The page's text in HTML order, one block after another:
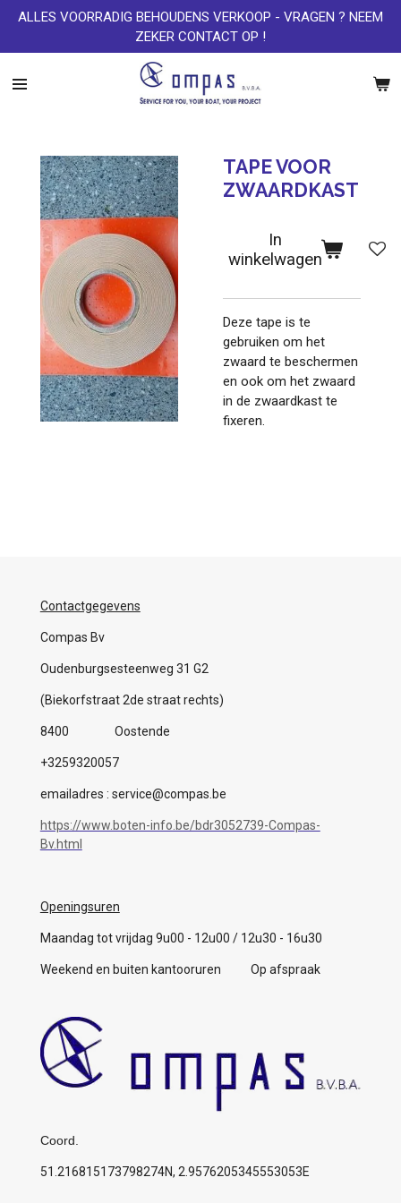
Ga
naar
de
ALLES VOORRADIG BEHOUDENS VERKOOP - VRAGEN ? NEEM
ZEKER CONTACT OP !
TAPE VOOR
ZWAARDKAST
In
winkelwagen
Deze tape is te
gebruiken om het
zwaard te beschermen
en ook om het zwaard
in de zwaardkast te
fixeren.
Contactgegevens
Compas Bv
Oudenburgsesteenweg 31 G2
(Biekorfstraat 2de straat rechts)
8400 Oostende
+3259320057
emailadres : service@compas.be
https://www.boten-info.be/bdr3052739-Compas-
Bv.html
Openingsuren
Maandag tot vrijdag 9u00 - 12u00 / 12u30 - 16u30
Weekend en buiten kantooruren Op afspraak
Coord.
51.216815173798274N, 2.9576205345553053E